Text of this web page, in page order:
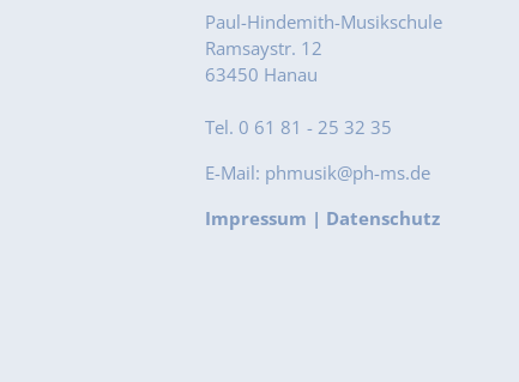
Paul-Hindemith-Musikschule
Ramsaystr. 12
63450 Hanau
Tel. 0 61 81 - 25 32 35
E-Mail: phmusik@ph-ms.de
Impressum | Datenschutz